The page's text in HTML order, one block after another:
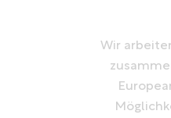
Wir